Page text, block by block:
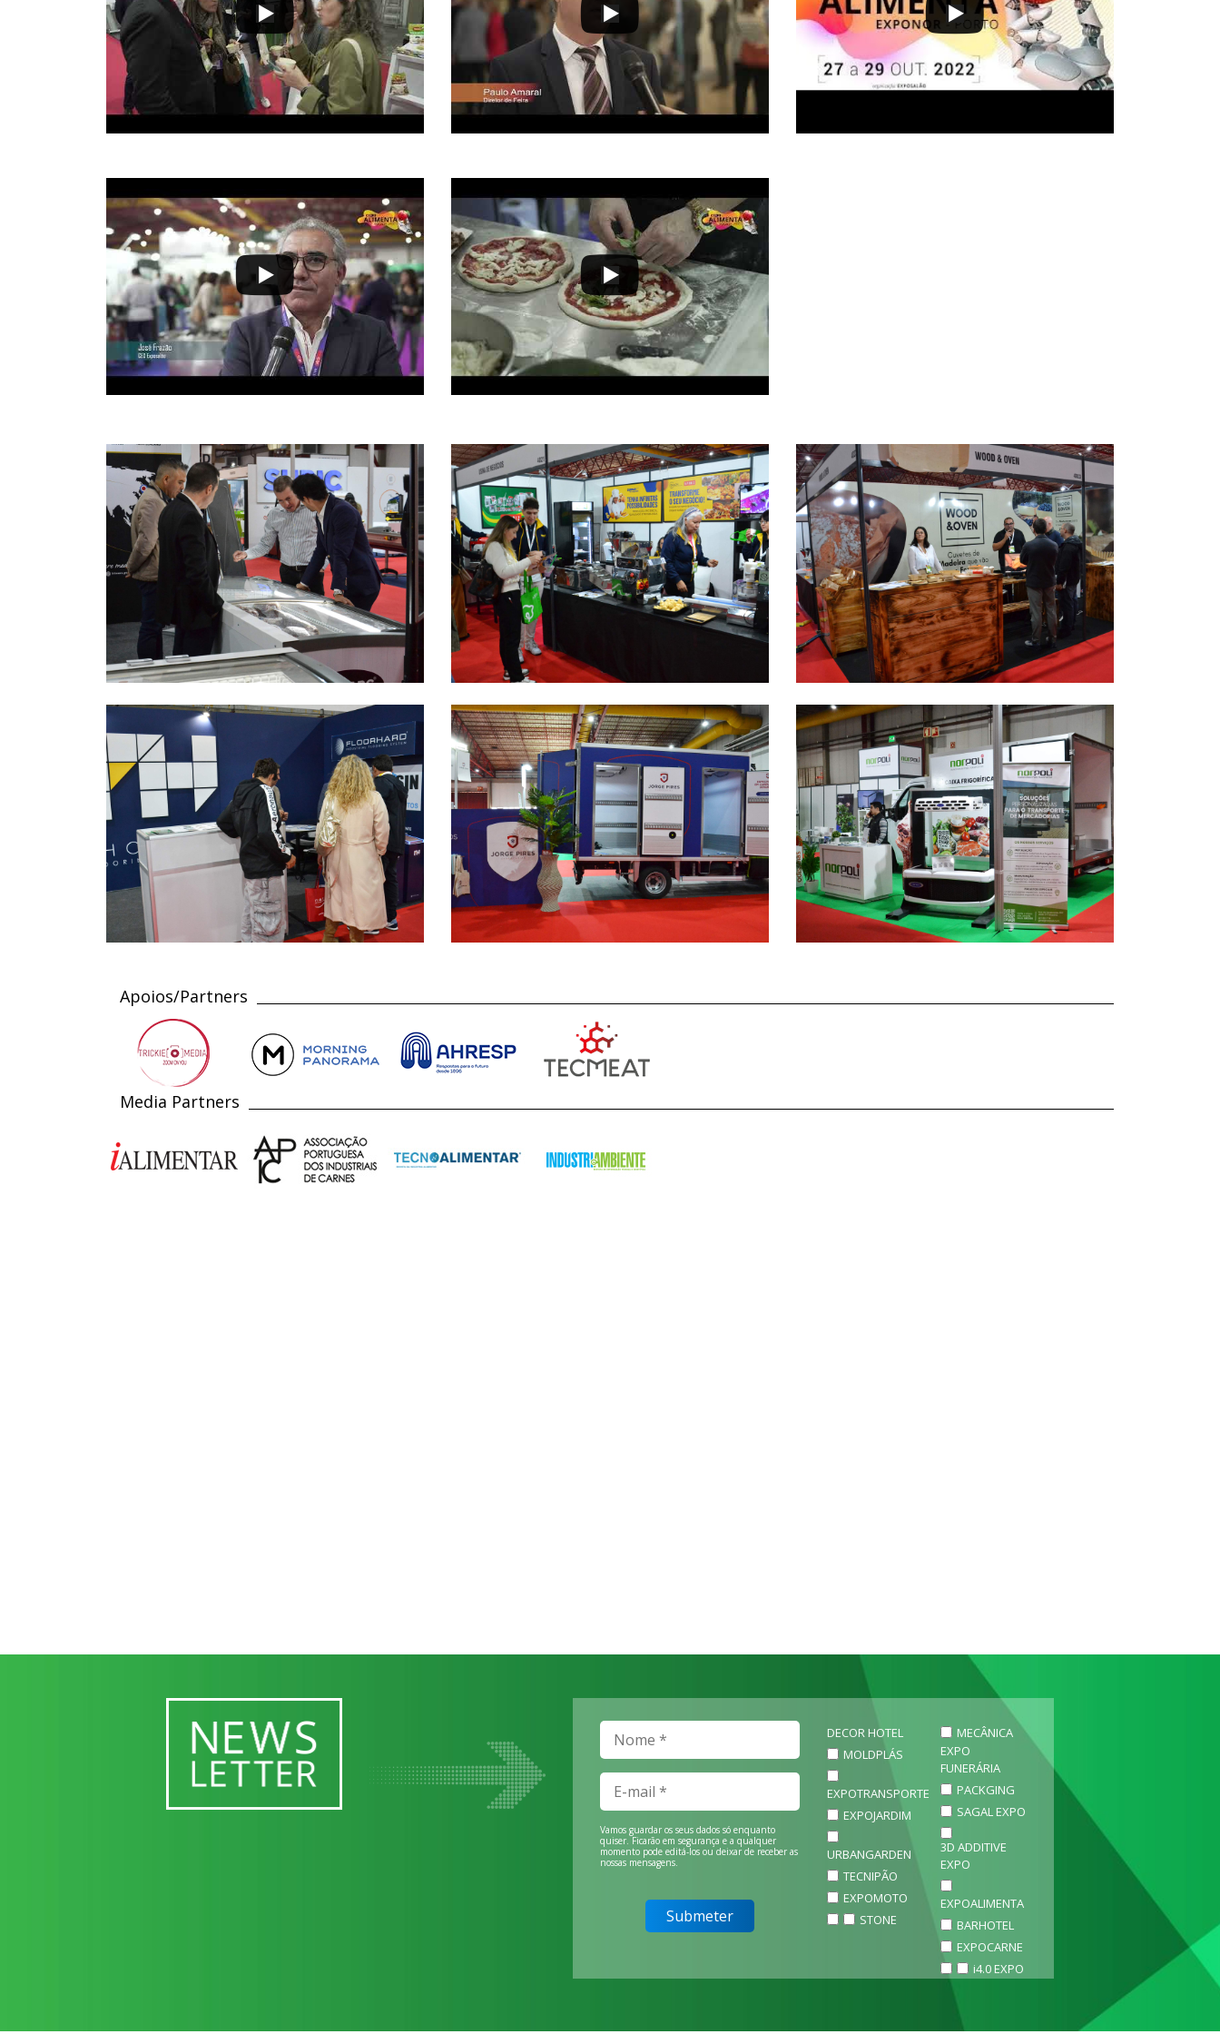
Apoios/Partners
Media Partners
Vamos guardar os seus dados só enquanto
quiser. Ficarão em segurança e a qualquer
momento pode editá-los ou deixar de receber as
nossas mensagens.
DECOR HOTEL
MOLDPLÁS
EXPOTRANSPORTE
EXPOJARDIM
URBANGARDEN
TECNIPÃO
EXPOMOTO
STONE
MECÂNICA
EXPO
FUNERÁRIA
PACKGING
SAGAL EXPO
3D ADDITIVE
EXPO
EXPOALIMENTA
BARHOTEL
EXPOCARNE
i4.0 EXPO